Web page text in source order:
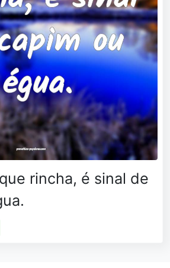
rincha, é sinal de